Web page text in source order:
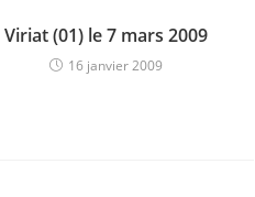
Viriat (01) le 7 mars 2009
16 janvier 2009